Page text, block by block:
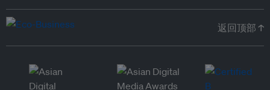
返回顶部 ↑